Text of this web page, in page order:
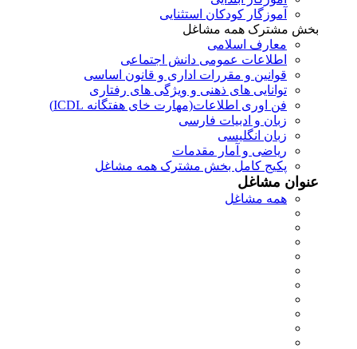
آموزگار کودکان استثنایی
بخش مشترک همه مشاغل
معارف اسلامی
اطلاعات عمومی دانش اجتماعی
قوانین و مقررات اداری و قانون اساسی
توانایی های ذهنی و ویژگی های رفتاری
فن اوری اطلاعات(مهارت خای هفتگانه ICDL)
زبان و ادبیات فارسی
زبان انگلیسی
ریاضی و آمار مقدمات
پکیج کامل بخش مشترک همه مشاغل
عنوان مشاغل
همه مشاغل